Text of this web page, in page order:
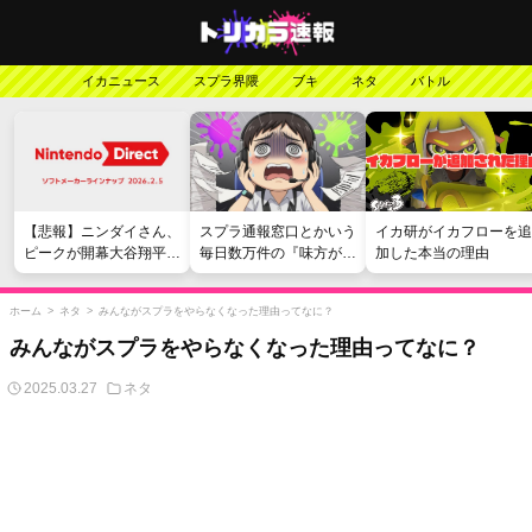
イカニュース スプラ界隈 ブキ ネタ バトル
【悲報】ニンダイさん、
ピークが開幕大谷翔平の
がっかりダイレクトだっ
たと言われてしまう
スプラ通報窓口とかいう
毎日数万件の『味方が弱
い』愚痴を読まされる苦
行
イカ研がイカフローを追
加した本当の理由
ホーム > ネタ > みんながスプラをやらなくなった理由ってなに？
みんながスプラをやらなくなった理由ってなに？
2025.03.27 ネタ